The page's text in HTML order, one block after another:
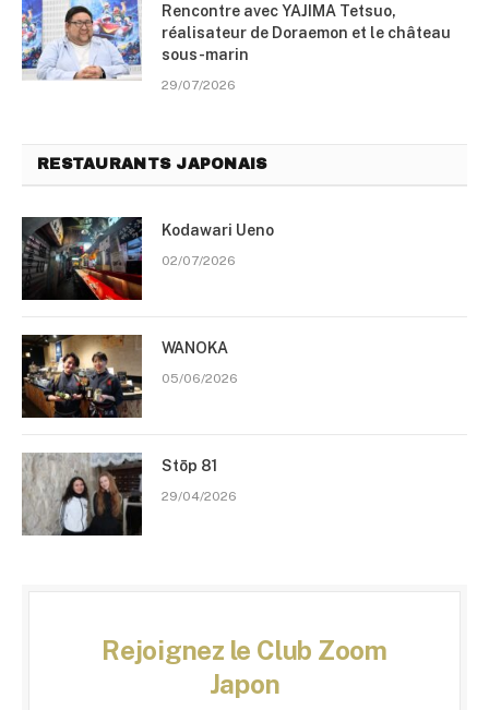
Rencontre avec YAJIMA Tetsuo,
réalisateur de Doraemon et le château
sous-marin
29/07/2026
RESTAURANTS JAPONAIS
Kodawari Ueno
02/07/2026
WANOKA
05/06/2026
Stōp 81
29/04/2026
Rejoignez le Club Zoom
Japon